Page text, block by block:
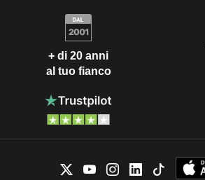
+ di 20 anni
al tuo fianco